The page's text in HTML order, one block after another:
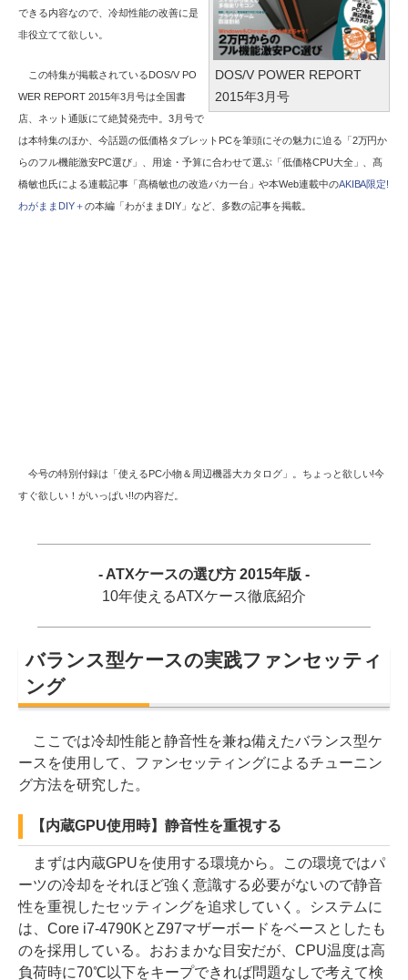
DOS/V POWER REPORT
2015年3月号
できる内容なので、冷却性能の改善に是
非役立てて欲しい。
この特集が掲載されているDOS/V PO
WER REPORT 2015年3月号は全国書
店、ネット通販にて絶賛発売中。3月号で
は本特集のほか、今話題の低価格タブレットPCを筆頭にその魅力に迫る「2万円か
らのフル機能激安PC選び」、用途・予算に合わせて選ぶ「低価格CPU大全」、髙
橋敏也氏による連載記事「髙橋敏也の改造バカ一台」や本Web連載中のAKIBA限定!
わがままDIY＋の本編「わがままDIY」など、多数の記事を掲載。
今号の特別付録は「使えるPC小物＆周辺機器大カタログ」。ちょっと欲しい!今
すぐ欲しい！がいっぱい!!の内容だ。
- ATXケースの選び方 2015年版 -
10年使えるATXケース徹底紹介
バランス型ケースの実践ファンセッティ
ング
ここでは冷却性能と静音性を兼ね備えたバランス型ケ
ースを使用して、ファンセッティングによるチューニン
グ方法を研究した。
【内蔵GPU使用時】静音性を重視する
まずは内蔵GPUを使用する環境から。この環境ではパ
ーツの冷却をそれほど強く意識する必要がないので静音
性を重視したセッティングを追求していく。システムに
は、Core i7-4790KとZ97マザーボードをベースとしたも
のを採用している。おおまかな目安だが、CPU温度は高
負荷時に70℃以下をキープできれば問題なしで考えて検